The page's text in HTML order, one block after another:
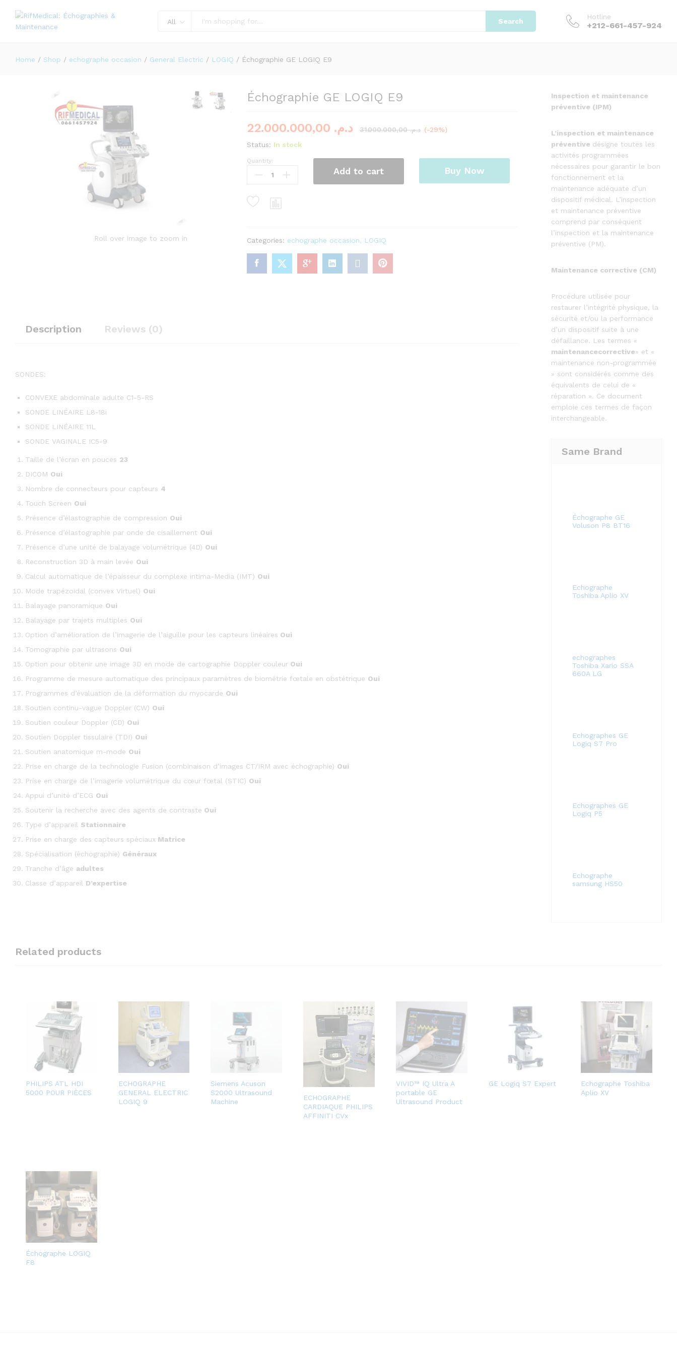
All Search
Hotline
+212-661-457-924
Home / Shop / echographe occasion / General Electric / LOGIQ / Échographie GE LOGIQ E9
Roll over image to zoom in
Échographie GE LOGIQ E9
د.م. د.م.31.000.000,00
(-29%)
Status: In stock
Échographie
GE
E9
quantity
Quantity:
Add to cart Buy Now
Categories: echographe occasion LOGIQ
Description Reviews (0)
SONDES:
CONVEXE abdominale adulte C1-5-RS
SONDE LINÉAIRE L8-18i
SONDE LINÉAIRE 11L
SONDE VAGINALE IC5-9
Taille de l’écran en pouces 23
DICOM Oui
Nombre de connecteurs pour capteurs 4
Touch Screen Oui
Présence d’élastographie de compression Oui
Présence d’élastographie par onde de cisaillement Oui
Présence d’une unité de balayage volumétrique (4D) Oui
Reconstruction 3D à main levée Oui
Calcul automatique de l’épaisseur du complexe intima-Media (IMT) Oui
Mode trapézoïdal (convex Virtuel) Oui
Balayage panoramique Oui
Balayage par trajets multiples Oui
Option d’amélioration de l’imagerie de l’aiguille pour les capteurs linéaires Oui
Tomographie par ultrasons Oui
Option pour obtenir une image 3D en mode de cartographie Doppler couleur Oui
Programme de mesure automatique des principaux paramètres de biométrie fœtale en obstétrique Oui
Programmes d’évaluation de la déformation du myocarde Oui
Soutien continu-vague Doppler (CW) Oui
Soutien couleur Doppler (CD) Oui
Soutien Doppler tissulaire (TDI) Oui
Soutien anatomique m-mode Oui
Prise en charge de la technologie Fusion (combinaison d’images CT/IRM avec échographie) Oui
Prise en charge de l’imagerie volumétrique du cœur fœtal (STIC) Oui
Appui d’unité d’ECG Oui
Soutenir la recherche avec des agents de contraste Oui
Type d’appareil Stationnaire
Prise en charge des capteurs spéciaux Matrice
Spécialisation (échographie) Généraux
Tranche d’âge adultes
Classe d’appareil D’expertise
Inspection et maintenance
préventive (IPM)
L’inspection et maintenance
préventive désigne toutes les
activités programmées
nécessaires pour garantir le bon
fonctionnement et la
maintenance adéquate d’un
dispositif médical. L’inspection
et maintenance préventive
comprend par conséquent
l’inspection et la maintenance
préventive (PM).
Maintenance corrective (CM)
Procédure utilisée pour
restaurer l’intégrité physique, la
sécurité et/ou la performance
d’un dispositif suite à une
défaillance. Les termes «
maintenancecorrective» et «
maintenance non-programmée
» sont considérés comme des
équivalents de celui de «
réparation ». Ce document
emploie ces termes de façon
interchangeable.
Same Brand
Échographe GE
Voluson P8 BT16
Echographe
Toshiba Aplio XV
echographes
Toshiba Xario SSA
660A LG
Echographes GE
Logiq S7 Pro
Echographes GE
Logiq P5
Echographe
samsung HS50
Related products
PHILIPS ATL HDI
5000 POUR PIÈCES
ECHOGRAPHE
GENERAL ELECTRIC
LOGIQ 9
Siemens Acuson
S2000 Ultrasound
Machine
ECHOGRAPHE
CARDIAQUE PHILIPS
AFFINITI CVx
VIVID™ IQ Ultra A
portable GE
Ultrasound Product
GE Logiq S7 Expert
Echographe Toshiba
Aplio XV
Échographe LOGIQ
F8
Description Reviews (0)